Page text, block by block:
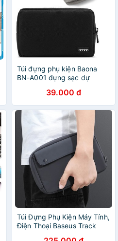
Túi đựng phụ kiện Baona
BN-A001 đựng sạc dự
sạc, cáp, tai nghe - Oz94
39.000 đ
Túi Đựng Phụ Kiện Máy Tính,
Điện Thoại Baseus Track